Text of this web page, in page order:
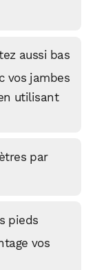
aussi bas
vos jambes
utilisant
par
pieds
vos